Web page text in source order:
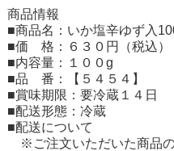
商品情報
■商品名：いか塩辛ゆず入
■価 格：６３０円（税込）
■内容量：１００g
■品 番：【５４５４】
■賞味期限：要冷蔵１４日
■配送形態：冷蔵
■配送について
※ご注文いただいた商品